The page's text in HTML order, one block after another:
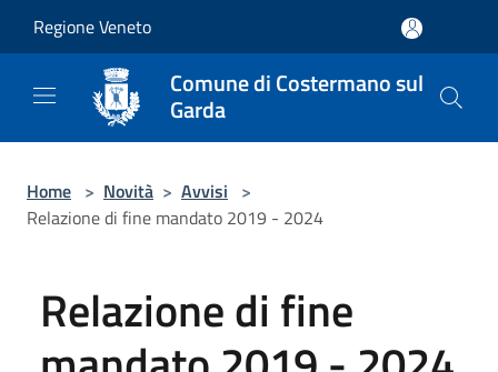
Regione Veneto
Comune di Costermano sul
Garda
Home > Novità > Avvisi >
Relazione di fine mandato 2019 - 2024
Relazione di fine